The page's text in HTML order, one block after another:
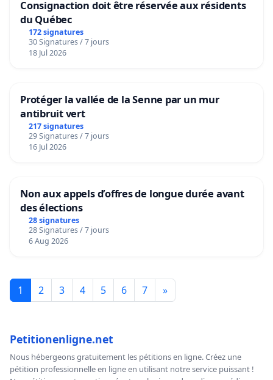
Consignaction doit être réservée aux résidents
du Québec
172 signatures
30 Signatures / 7 jours
18 Jul 2026
Protéger la vallée de la Senne par un mur
antibruit vert
217 signatures
29 Signatures / 7 jours
16 Jul 2026
Non aux appels d’offres de longue durée avant
des élections
28 signatures
28 Signatures / 7 jours
6 Aug 2026
1 2 3 4 5 6 7 »
Petitionenligne.net
Nous hébergeons gratuitement les pétitions en ligne. Créez une
pétition professionnelle en ligne en utilisant notre service puissant !